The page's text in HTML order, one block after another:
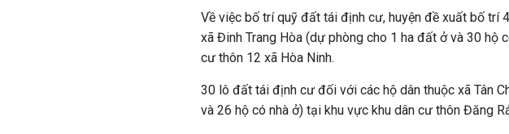
Về việc bố trí quỹ đất tái định cư, huyện đề xuất bố trí
xã Đinh Trang Hòa (dự phòng cho 1 ha đất ở và 30 hộ
cư thôn 12 xã Hòa Ninh.
30 lô đất tái định cư đối với các hộ dân thuộc xã Tân
và 26 hộ có nhà ở) tại khu vực khu dân cư thôn Đăng